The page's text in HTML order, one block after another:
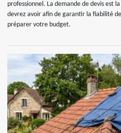
professionnel. La demande de devis est
devrez avoir afin de garantir la fiabilité
préparer votre budget.